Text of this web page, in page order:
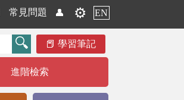
常見問題 👤 ⚙️ EN
學習筆記
進階檢索